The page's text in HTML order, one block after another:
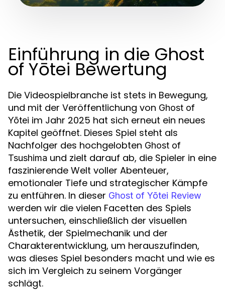
Einführung in die Ghost
of Yōtei Bewertung
Die Videospielbranche ist stets in Bewegung,
und mit der Veröffentlichung von Ghost of
Yōtei im Jahr 2025 hat sich erneut ein neues
Kapitel geöffnet. Dieses Spiel steht als
Nachfolger des hochgelobten Ghost of
Tsushima und zielt darauf ab, die Spieler in eine
faszinierende Welt voller Abenteuer,
emotionaler Tiefe und strategischer Kämpfe
zu entführen. In dieser Ghost of Yōtei Review
werden wir die vielen Facetten des Spiels
untersuchen, einschließlich der visuellen
Ästhetik, der Spielmechanik und der
Charakterentwicklung, um herauszufinden,
was dieses Spiel besonders macht und wie es
sich im Vergleich zu seinem Vorgänger
schlägt.